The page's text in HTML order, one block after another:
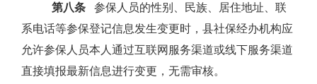
第八条
参保人员的性别、民族、居住地址、联
系电话等参保登记信息发生变更时，县社保经办机构应
允许参保人员本人通过互联网服务渠道或线下服务渠道
直接填报最新信息进行变更，无需审核。